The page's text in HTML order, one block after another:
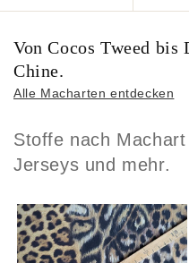
deine Freigrenze
kein Aufwand.
Risiko.
Von Cocos Tweed bis
Chine.
Alle Macharten entdecken
Stoffe nach
Jerseys und mehr.